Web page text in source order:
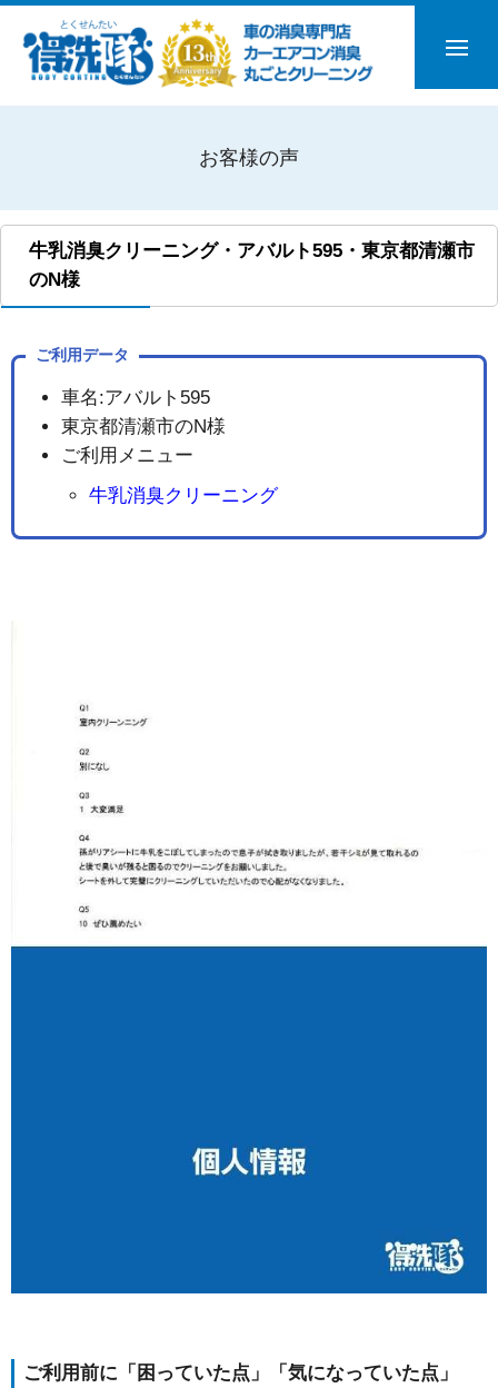
お客様の声
牛乳消臭クリーニング・アバルト595・東京都清瀬市
のN様
ご利用データ
車名:アバルト595
東京都清瀬市のN様
ご利用メニュー
牛乳消臭クリーニング
ご利用前に「困っていた点」「気になっていた点」